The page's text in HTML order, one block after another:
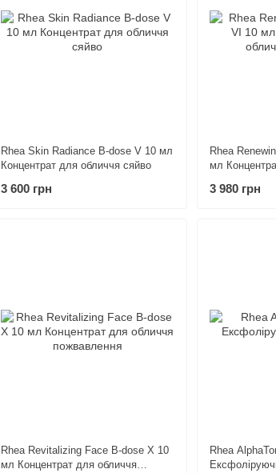
Rhea Skin Radiance B-dose V 10 мл
Концентрат для обличчя сяйво
3 600 грн
Rhea
мл
3 980 грн
Rhea Revitalizing Face B-dose X 10
мл Концентрат для обличчя
Rhea